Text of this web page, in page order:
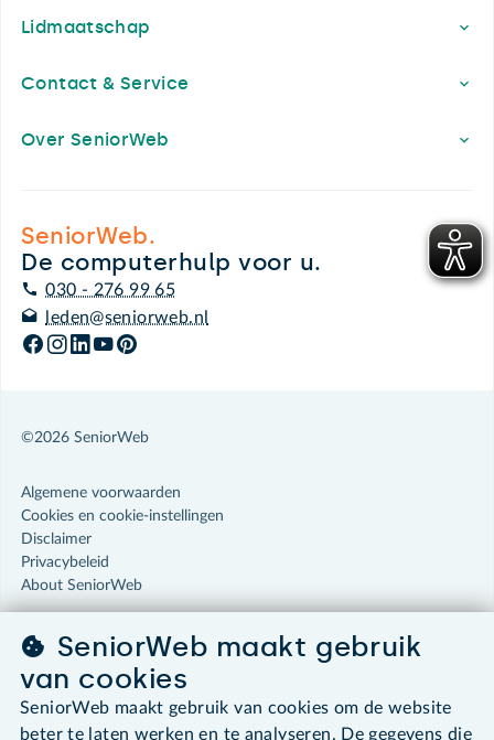
Lidmaatschap
Contact & Service
Over SeniorWeb
SeniorWeb.
De computerhulp voor u.
030 - 276 99 65
leden@seniorweb.nl
©2026 SeniorWeb
Algemene voorwaarden
Cookies en cookie-instellingen
Disclaimer
Privacybeleid
About SeniorWeb
SeniorWeb maakt gebruik
van cookies
SeniorWeb maakt gebruik van cookies om de website
beter te laten werken en te analyseren. De gegevens die